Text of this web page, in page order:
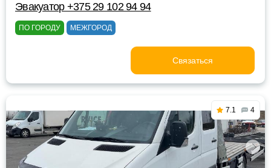
Эвакуатор +375 29 102 94 94
ПО ГОРОДУ МЕЖГОРОД
Связаться
7.1 4